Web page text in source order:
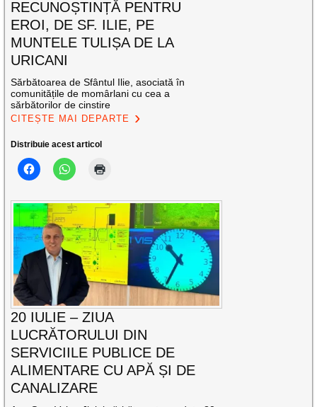
RECUNOȘTINȚĂ PENTRU
EROI, DE SF. ILIE, PE
MUNTELE TULIȘA DE LA
URICANI
Sărbătoarea de Sfântul Ilie, asociată în
comunitățile de momârlani cu cea a
sărbătorilor de cinstire
CITEȘTE MAI DEPARTE
Distribuie acest articol
20 IULIE – ZIUA
LUCRĂTORULUI DIN
SERVICIILE PUBLICE DE
ALIMENTARE CU APĂ ȘI DE
CANALIZARE